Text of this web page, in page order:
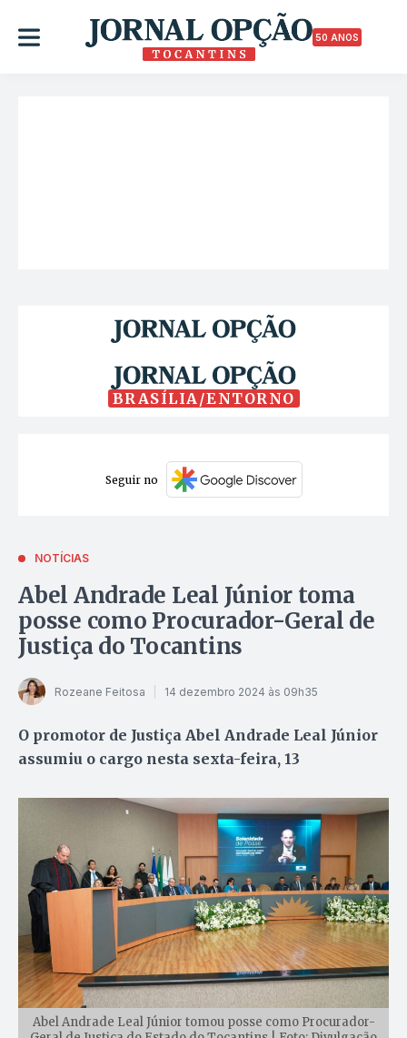
50 ANOS
BRASÍLIA/ENTORNO
Seguir no
NOTÍCIAS
Abel Andrade Leal Júnior toma
posse como Procurador-Geral de
Justiça do Tocantins
Rozeane Feitosa 14 dezembro 2024 às 09h35
O promotor de Justiça Abel Andrade Leal Júnior
assumiu o cargo nesta sexta-feira, 13
Abel Andrade Leal Júnior tomou posse como Procurador-